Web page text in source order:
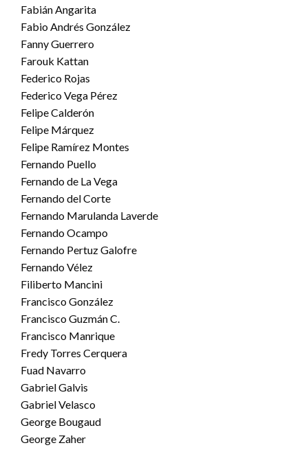
Fabián Angarita
Fabio Andrés González
Fanny Guerrero
Farouk Kattan
Federico Rojas
Federico Vega Pérez
Felipe Calderón
Felipe Márquez
Felipe Ramírez Montes
Fernando Puello
Fernando de La Vega
Fernando del Corte
Fernando Marulanda Laverde
Fernando Ocampo
Fernando Pertuz Galofre
Fernando Vélez
Filiberto Mancini
Francisco González
Francisco Guzmán C.
Francisco Manrique
Fredy Torres Cerquera
Fuad Navarro
Gabriel Galvis
Gabriel Velasco
George Bougaud
George Zaher